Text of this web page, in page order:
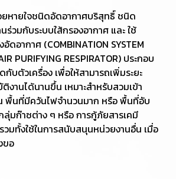
ยหายใจชนิดอัดอากาศบริสุทธิ์ ชนิด
ร่วมกับระบบใส้กรองอากาศ และ ใช้
ดอากาศ (COMBINATION SYSTEM
PURIFYING RESPIRATOR) ประกอบ
กับตัวเครื่อง เพื่อให้สามารถเพิ่มระยะ
ติงานได้นานขึ้น เหมาะสำหรับสวมเข้า
พื้นที่มีควันไฟจำนวนมาก หรือ พื้นที่อับ
ลุ่มก๊าซต่าง ๆ หรือ การกู้ภัยสารเคมี
วมทั้งใช้ในการสนับสนุนหน่วยงานอื่น เมื่อ
ขอ